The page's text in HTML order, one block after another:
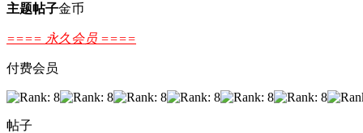
主题帖子金币
==== 永久会员 ====
付费会员
帖子